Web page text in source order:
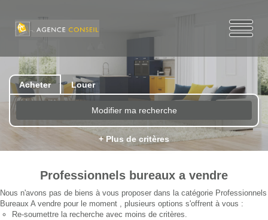
Acheter Louer
Modifier ma recherche
+ Plus de critères
Professionnels bureaux a vendre
Nous n'avons pas de biens à vous proposer dans la catégorie Professionnels
Bureaux A vendre pour le moment , plusieurs options s'offrent à vous :
Re-soumettre la recherche avec moins de critères.